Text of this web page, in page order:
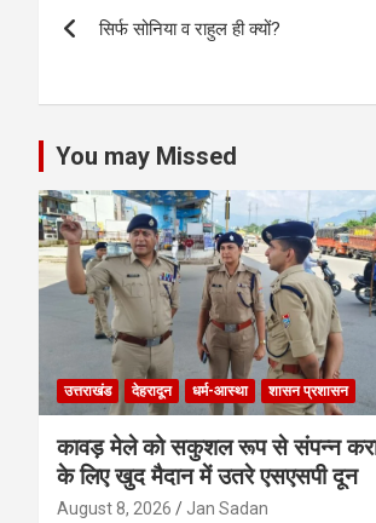
A
p
o
k
g
navigation
सिर्फ सोनिया व राहुल ही क्यों?
You may Missed
उत्तराखंड देहरादून धर्म-आस्था शासन प्रशासन
कावड़ मेले को सकुशल रूप से संपन्न
के लिए खुद मैदान में उतरे एसएसपी दून
August 8, 2026 Jan Sadan